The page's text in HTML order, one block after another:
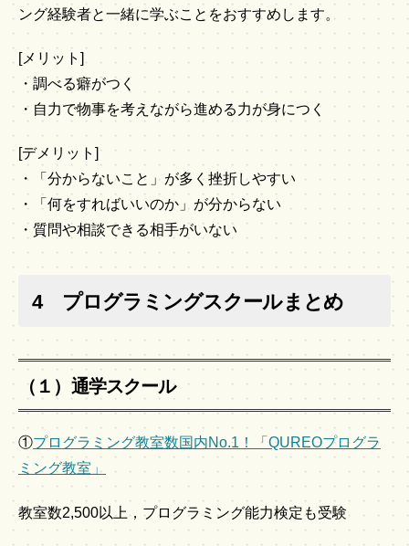
ング経験者と一緒に学ぶことをおすすめします。
[メリット]
・調べる癖がつく
・自力で物事を考えながら進める力が身につく
[デメリット]
・「分からないこと」が多く挫折しやすい
・「何をすればいいのか」が分からない
・質問や相談できる相手がいない
4 プログラミングスクールまとめ
（１）通学スクール
①プログラミング教室数国内No.1！「QUREOプログラ
ミング教室」
教室数2,500以上，プログラミング能力検定も受験